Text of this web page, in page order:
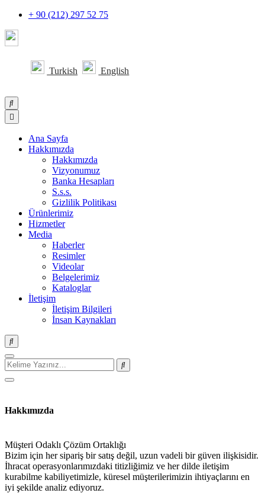
+ 90 (212) 297 52 75
Turkish English
Ana Sayfa
Hakkımızda
Hakkımızda
Vizyonumuz
Banka Hesapları
S.s.s.
Gizlilik Politikası
Ürünlerimiz
Hizmetler
Media
Haberler
Resimler
Videolar
Belgelerimiz
Kataloglar
İletişim
İletişim Bilgileri
İnsan Kaynakları
Hakkımızda
Müşteri Odaklı Çözüm Ortaklığı
Bizim için her sipariş bir satış değil, uzun vadeli bir güven ilişkisidir.
İhracat operasyonlarımızdaki titizliğimiz ve her dilde iletişim
kurabilme kabiliyetimizle, küresel müşterilerimizin ihtiyaçlarını en
iyi şekilde analiz ediyoruz.